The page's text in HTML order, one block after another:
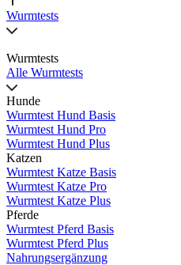
Wurmtests
Wurmtests
Alle Wurmtests
Hunde
Wurmtest Hund Basis
Wurmtest Hund Pro
Wurmtest Hund Plus
Katzen
Wurmtest Katze Basis
Wurmtest Katze Pro
Wurmtest Katze Plus
Pferde
Wurmtest Pferd Basis
Wurmtest Pferd Plus
Nahrungsergänzung